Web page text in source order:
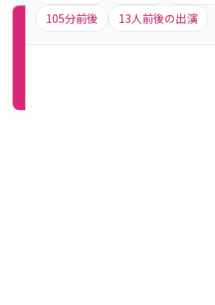
新規
登録
105分前後 13人前後の出演